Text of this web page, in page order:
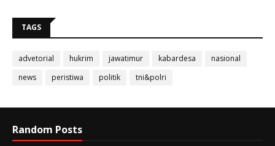
TAGS
advetorial hukrim jawatimur kabardesa
nasional
news
peristiwa politik tni&polri
Random Posts